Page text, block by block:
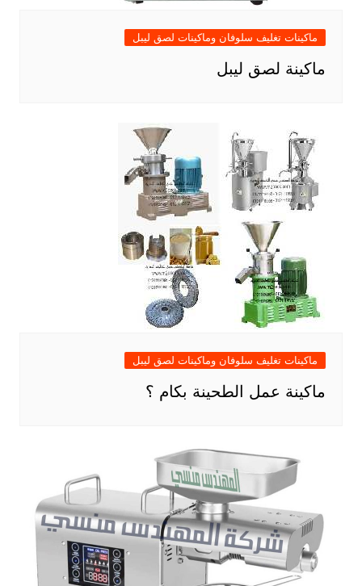
ماكينات تغليف سلوفان وماكينات لصق ليبل
ماكينة لصق ليبل
ماكينات تغليف سلوفان وماكينات لصق ليبل
ماكينة عمل الطحينة بكام ؟